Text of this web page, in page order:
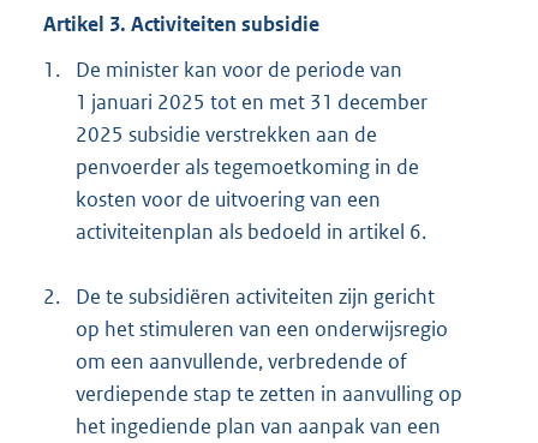
Artikel 3. Activiteiten subsidie
1.
De minister kan voor de periode van
1 januari 2025 tot en met 31 december
2025 subsidie verstrekken aan de
penvoerder als tegemoetkoming in de
kosten voor de uitvoering van een
activiteitenplan als bedoeld in artikel 6.
2.
De te subsidiëren activiteiten zijn gericht
op het stimuleren van een onderwijsregio
om een aanvullende, verbredende of
verdiepende stap te zetten in aanvulling op
het ingediende plan van aanpak van een